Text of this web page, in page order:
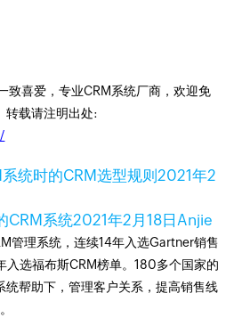
致喜爱，专业CRM系统厂商，欢迎免
转载请注明出处:
统时的CRM选型规则2021年2
CRM系统2021年2月18日Anjie
管理系统，连续14年入选Gartner销售
入选福布斯CRM榜单。180多个国家的
统帮助下，管理客户关系，提高销售线